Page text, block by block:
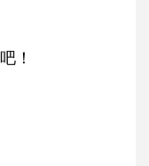
吧！